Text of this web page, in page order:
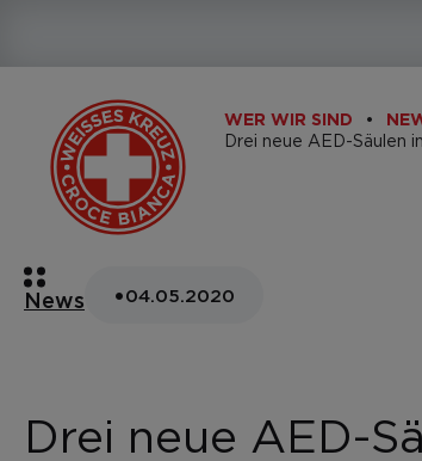
WER WIR SIND
Drei neue AED-Säulen
News •04.05.2020
Drei neue AED-